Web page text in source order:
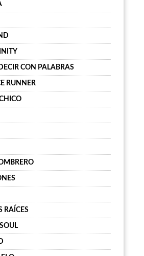
CON PALABRAS
RUNNER
RAÍCES